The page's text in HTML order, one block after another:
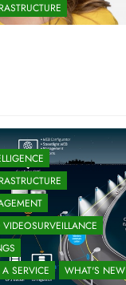
SERVICE
WHAT'S NEW